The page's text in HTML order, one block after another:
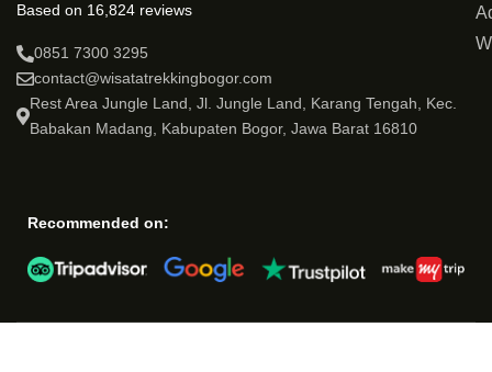
Based on 16,824 reviews
0851 7300 3295
contact@wisatatrekkingbogor.com
Rest Area Jungle Land, Jl. Jungle Land, Karang Tengah, Kec.
Babakan Madang, Kabupaten Bogor, Jawa Barat 16810
Recommended on: